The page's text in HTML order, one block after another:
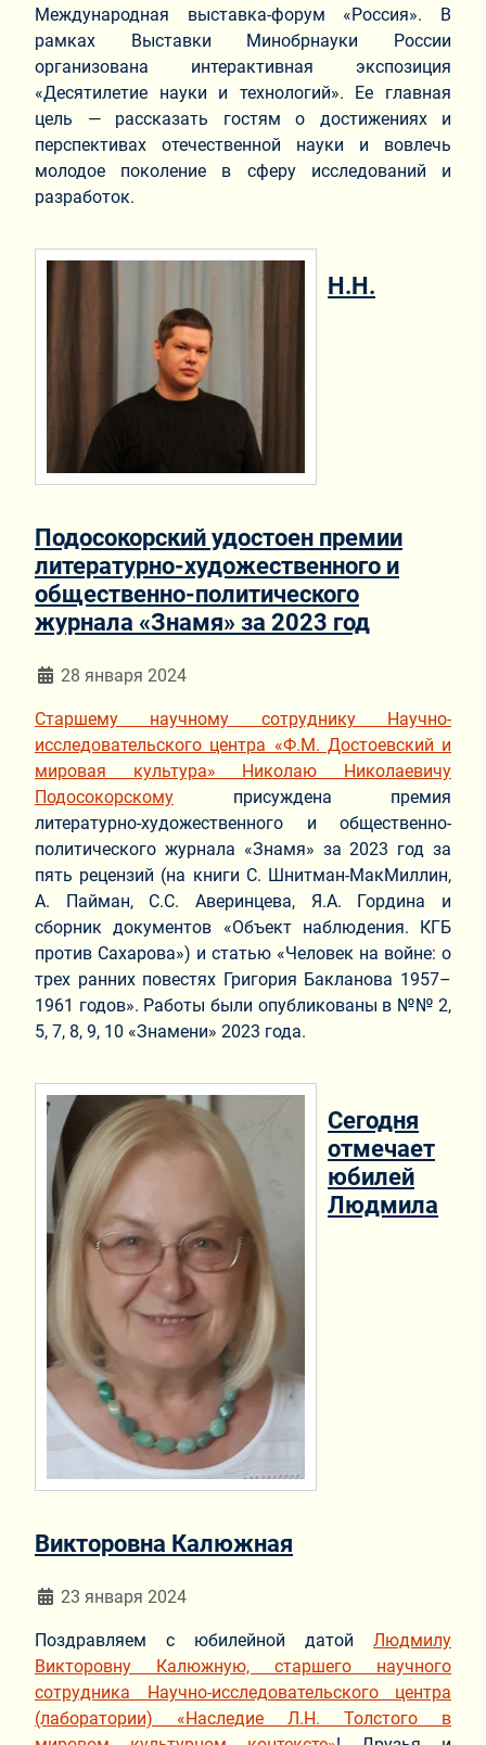
Международная выставка-форум «Россия». В
рамках Выставки Минобрнауки России
организована интерактивная экспозиция
«Десятилетие науки и технологий». Ее главная
цель — рассказать гостям о достижениях и
перспективах отечественной науки и вовлечь
молодое поколение в сферу исследований и
разработок.
Н.Н.
Подосокорский удостоен премии
литературно-художественного и
общественно-политического
журнала «Знамя» за 2023 год
Информация о материале
28 января 2024
Старшему научному сотруднику Научно-
исследовательского центра «Ф.М. Достоевский и
мировая культура» Николаю Николаевичу
Подосокорскому присуждена премия
литературно-художественного и общественно-
политического журнала «Знамя» за 2023 год за
пять рецензий (на книги С. Шнитман-МакМиллин,
А. Пайман, С.С. Аверинцева, Я.А. Гордина и
сборник документов «Объект наблюдения. КГБ
против Сахарова») и статью «Человек на войне: о
трех ранних повестях Григория Бакланова 1957–
1961 годов». Работы были опубликованы в №№ 2,
5, 7, 8, 9, 10 «Знамени» 2023 года.
Сегодня
отмечает
юбилей
Людмила
Викторовна Калюжная
Информация о материале
23 января 2024
Поздравляем с юбилейной датой Людмилу
Викторовну Калюжную, старшего научного
сотрудника Научно-исследовательского центра
(лаборатории) «Наследие Л.Н. Толстого в